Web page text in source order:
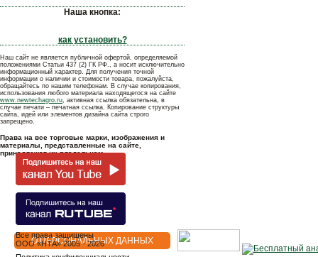
Наша кнопка:
как установить?
Наш сайт не является публичной офертой, определяемой
положениями Статьи 437 (2) ГК РФ., а носит исключительно
информационный характер. Для получения точной
информации о наличии и стоимости товара, пожалуйста,
обращайтесь по нашим телефонам. В случае копирования,
использования любого материала находящегося на сайте
www.newtechagro.ru, активная ссылка обязательна, в
случае печати – печатная ссылка. Копирование структуры
сайта, идей или элементов дизайна сайта строго
запрещено.
Права на все торговые марки, изображения и
материалы, представленные на сайте,
принадлежат их владельцам.
О ПЕРСОНАЛЬНЫХ ДАННЫХ
Все права защищены
OOO «НТА» 2005 - 2026